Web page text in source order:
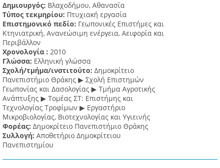
Δημιουργός: Βλαχοδήμου, Αθανασία
Τύπος τεκμηρίου: Πτυχιακή εργασία
Επιστημονικό πεδίο: Γεωπονικές Επιστήμες και
Κτηνιατρική, Ανανεώσιμη ενέργεια, Αειφορία και
Περιβάλλον
Χρονολογία : 2010
Γλώσσα: Ελληνική γλώσσα
Σχολή/τμήμα/ινστιτούτο: Δημοκρίτειο
Πανεπιστήμιο Θράκης ▶ Σχολή Επιστημών
Γεωπονίας και Δασολογίας ▶ Τμήμα Αγροτικής
Ανάπτυξης ▶ Τομέας ΣΤ: Επιστήμης και
Τεχνολογίας Τροφίμων ▶ Εργαστήριο
Μικροβιολογίας, Βιοτεχνολογίας και Υγιεινής
Φορέας: Δημοκρίτειο Πανεπιστήμιο Θράκης
Συλλογή: Αποθετήριο Δημοκρίτειου
Πανεπιστημίου